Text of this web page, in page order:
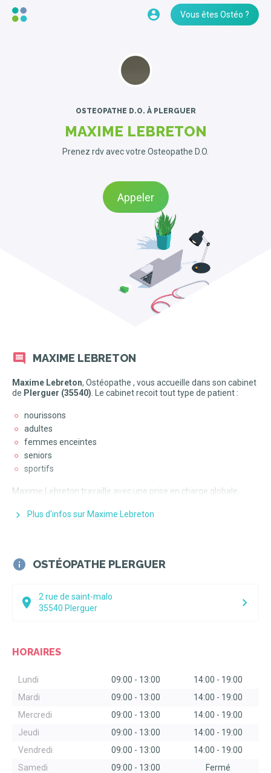
Vous êtes Ostéo ?
OSTEOPATHE D.O. À PLERGUER
MAXIME LEBRETON
Prenez rdv avec votre Osteopathe D.O.
Appeler
MAXIME LEBRETON
Maxime Lebreton, Ostéopathe , vous accueille dans son cabinet
de Plerguer (35540) . Le cabinet recoit tout type de patient :
nourissons
adultes
femmes enceintes
seniors
sportifs
Maxime Lebreton travaille avec une prise en charge globale,
adaptées aux besoins et pathologies du patient.
Le système articulaire et musculaire.
Le système neurologique.
Le système digestif et viscéral.
Troubles digestifs.
pouvez appeler directement le numéro de téléphone du cabinet :
consultations auprès d'un ostéopathe. Cependant, certaines
mutuelles peuvent assurer une prise en charge partielle ou
complète des séances. Pour connaître la part de celle-ci, merci
de vous rapprocher de votre mutuelle.
Plus d'infos sur Maxime Lebreton
OSTÉOPATHE PLERGUER
2 rue de saint-malo
35540 Plerguer
HORAIRES
Lundi 09:00 - 13:00 14:00 - 19:00
Mardi
09:00 - 13:00 14:00 - 19:00
Mercredi
09:00 - 13:00 14:00 - 19:00
Jeudi
09:00 - 13:00 14:00 - 19:00
Vendredi
09:00 - 13:00 14:00 - 19:00
Samedi
09:00 - 13:00
Fermé